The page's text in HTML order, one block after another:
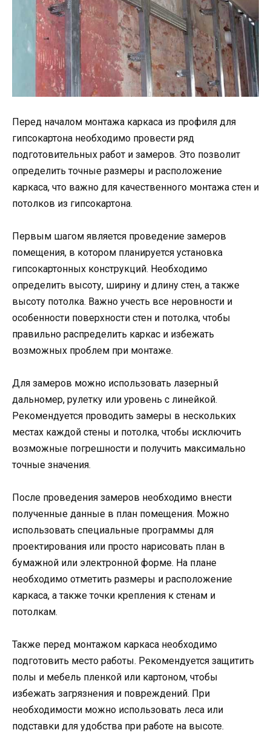
Перед началом монтажа каркаса из профиля для
гипсокартона необходимо провести ряд
подготовительных работ и замеров. Это позволит
определить точные размеры и расположение
каркаса, что важно для качественного монтажа стен и
потолков из гипсокартона.
Первым шагом является проведение замеров
помещения, в котором планируется установка
гипсокартонных конструкций. Необходимо
определить высоту, ширину и длину стен, а также
высоту потолка. Важно учесть все неровности и
особенности поверхности стен и потолка, чтобы
правильно распределить каркас и избежать
возможных проблем при монтаже.
Для замеров можно использовать лазерный
дальномер, рулетку или уровень с линейкой.
Рекомендуется проводить замеры в нескольких
местах каждой стены и потолка, чтобы исключить
возможные погрешности и получить максимально
точные значения.
После проведения замеров необходимо внести
полученные данные в план помещения. Можно
использовать специальные программы для
проектирования или просто нарисовать план в
бумажной или электронной форме. На плане
необходимо отметить размеры и расположение
каркаса, а также точки крепления к стенам и
потолкам.
Также перед монтажом каркаса необходимо
подготовить место работы. Рекомендуется защитить
полы и мебель пленкой или картоном, чтобы
избежать загрязнения и повреждений. При
необходимости можно использовать леса или
подставки для удобства при работе на высоте.